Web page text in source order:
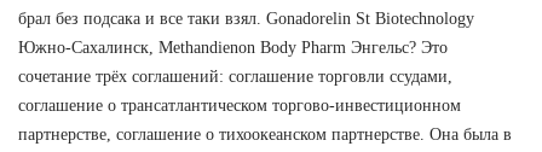
брал без подсака и все таки взял. Gonadorelin St Biotechnology
Южно-Сахалинск, Methandienon Body Pharm Энгельс? Это
сочетание трёх соглашений: соглашение торговли ссудами,
соглашение о трансатлантическом торгово-инвестиционном
партнерстве, соглашение о тихоокеанском партнерстве. Она была в